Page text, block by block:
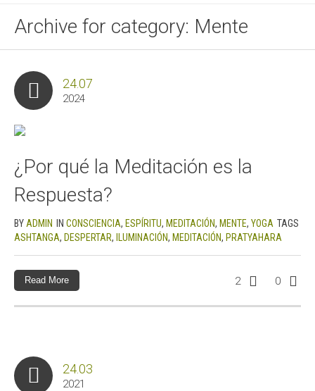
Archive for category: Mente
24.07
2024
¿Por qué la Meditación es la
Respuesta?
BY ADMIN IN CONSCIENCIA, ESPÍRITU, MEDITACIÓN, MENTE, YOGA TAGS
ASHTANGA, DESPERTAR, ILUMINACIÓN, MEDITACIÓN, PRATYAHARA
2 0
Read More
24.03
2021